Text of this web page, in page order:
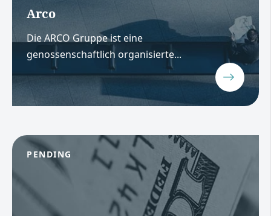
Arco
Die ARCO Gruppe ist eine
genossenschaftlich organisierte...
PENDING